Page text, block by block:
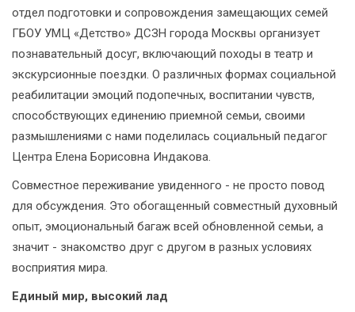
отдел подготовки и сопровождения замещающих семей
ГБОУ УМЦ «Детство» ДСЗН города Москвы организует
познавательный досуг, включающий походы в театр и
экскурсионные поездки. О различных формах социальной
реабилитации эмоций подопечных, воспитании чувств,
способствующих единению приемной семьи, своими
размышлениями с нами поделилась социальный педагог
Центра Елена Борисовна Индакова.
Совместное переживание увиденного - не просто повод
для обсуждения. Это обогащенный совместный духовный
опыт, эмоциональный багаж всей обновленной семьи, а
значит - знакомство друг с другом в разных условиях
восприятия мира.
Единый мир, высокий лад